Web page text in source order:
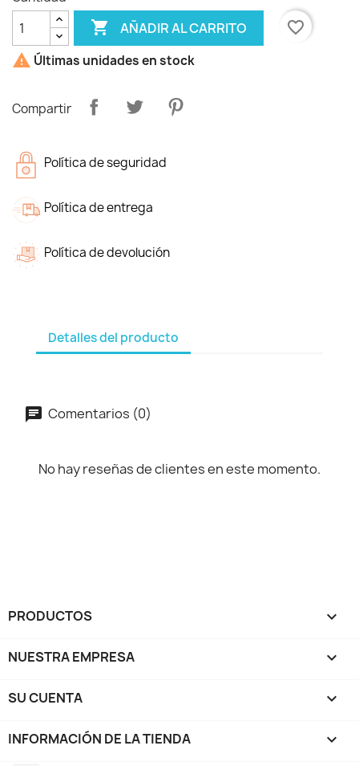
 AÑADIR AL CARRITO
favorite_border
 Últimas unidades en stock
Compartir
Política de seguridad
Política de entrega
Política de devolución
Detalles del producto
Comentarios (0)
No hay reseñas de clientes en este momento.
PRODUCTOS 
NUESTRA EMPRESA 
SU CUENTA 
INFORMACIÓN DE LA TIENDA keyboard_arrow_down